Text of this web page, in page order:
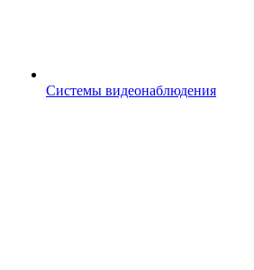
Системы видеонаблюдения